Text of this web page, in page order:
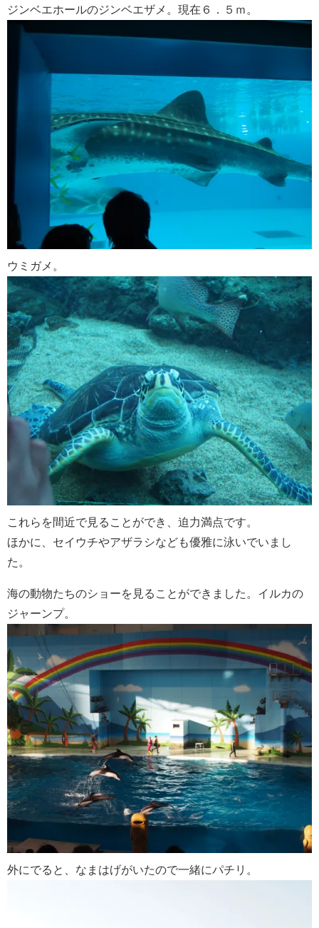
ジンベエホールのジンベエザメ。現在６．５ｍ。
ウミガメ。
これらを間近で見ることができ、迫力満点です。
ほかに、セイウチやアザラシなども優雅に泳いでいまし
た。
海の動物たちのショーを見ることができました。イルカの
ジャーンプ。
外にでると、なまはげがいたので一緒にパチリ。